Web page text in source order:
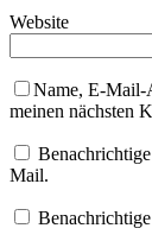
Website
Name, E-Mail-
meinen nächsten
Mail.